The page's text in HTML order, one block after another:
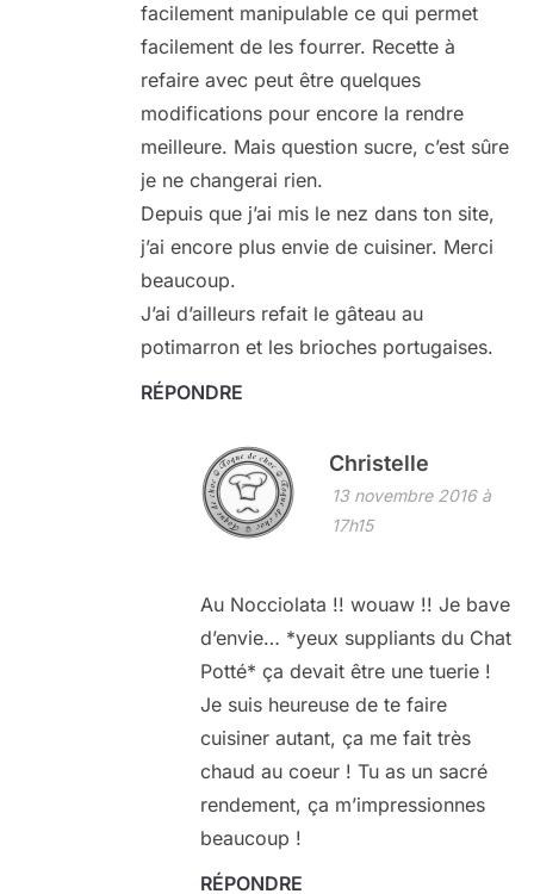
facilement manipulable ce qui permet
facilement de les fourrer. Recette à
refaire avec peut être quelques
modifications pour encore la rendre
meilleure. Mais question sucre, c’est sûre
je ne changerai rien.
Depuis que j’ai mis le nez dans ton site,
j’ai encore plus envie de cuisiner. Merci
beaucoup.
J’ai d’ailleurs refait le gâteau au
potimarron et les brioches portugaises.
RÉPONDRE
Christelle
13 novembre 2016 à
17h15
Au Nocciolata !! wouaw !! Je bave
d’envie… *yeux suppliants du Chat
Potté* ça devait être une tuerie !
Je suis heureuse de te faire
cuisiner autant, ça me fait très
chaud au coeur ! Tu as un sacré
rendement, ça m’impressionnes
beaucoup !
RÉPONDRE